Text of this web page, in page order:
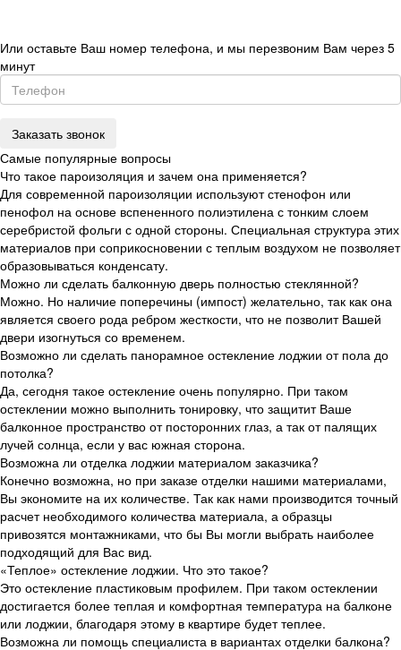
Или оставьте Ваш номер телефона, и мы перезвоним Вам через 5
минут
Самые популярные вопросы
Что такое пароизоляция и зачем она применяется?
Для современной пароизоляции используют стенофон или
пенофол на основе вспененного полиэтилена с тонким слоем
серебристой фольги с одной стороны. Специальная структура этих
материалов при соприкосновении с теплым воздухом не позволяет
образовываться конденсату.
Можно ли сделать балконную дверь полностью стеклянной?
Можно. Но наличие поперечины (импост) желательно, так как она
является своего рода ребром жесткости, что не позволит Вашей
двери изогнуться со временем.
Возможно ли сделать панорамное остекление лоджии от пола до
потолка?
Да, сегодня такое остекление очень популярно. При таком
остеклении можно выполнить тонировку, что защитит Ваше
балконное пространство от посторонних глаз, а так от палящих
лучей солнца, если у вас южная сторона.
Возможна ли отделка лоджии материалом заказчика?
Конечно возможна, но при заказе отделки нашими материалами,
Вы экономите на их количестве. Так как нами производится точный
расчет необходимого количества материала, а образцы
привозятся монтажниками, что бы Вы могли выбрать наиболее
подходящий для Вас вид.
«Теплое» остекление лоджии. Что это такое?
Это остекление пластиковым профилем. При таком остеклении
достигается более теплая и комфортная температура на балконе
или лоджии, благодаря этому в квартире будет теплее.
Возможна ли помощь специалиста в вариантах отделки балкона?